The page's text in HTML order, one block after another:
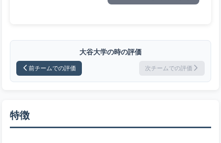
大谷大学の時の評価
前チームでの評価 次チームでの評価
特徴